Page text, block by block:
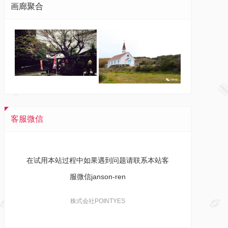
画廊聚合
客服微信
在试用本站过程中如果遇到问题请联系本站客
服微信janson-ren
株式会社POINTYES